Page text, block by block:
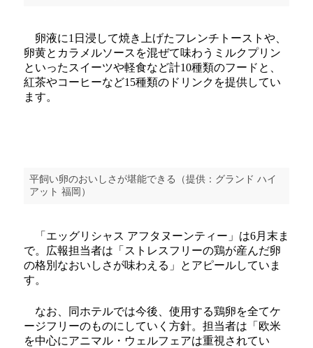
卵液に1日浸して焼き上げたフレンチトーストや、
卵黄とカラメルソースを混ぜて味わうミルクプリン
といったスイーツや軽食など計10種類のフードと、
紅茶やコーヒーなど15種類のドリンクを提供してい
ます。
平飼い卵のおいしさが堪能できる（提供：グランド ハイ
アット 福岡）
「エッグリシャス アフタヌーンティー」は6月末ま
で。広報担当者は「ストレスフリーの鶏が産んだ卵
の格別なおいしさが味わえる」とアピールしていま
す。
なお、同ホテルでは今後、使用する鶏卵を全てケ
ージフリーのものにしていく方針。担当者は「欧米
を中心にアニマル・ウェルフェアは重視されてい